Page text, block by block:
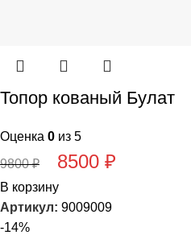
Топор кованый Булат
Оценка 0 из 5
9800₽ 8500 ₽
В корзину
Артикул: 9009009
-14%